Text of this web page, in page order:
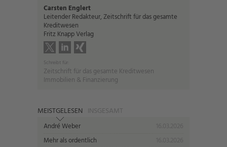
Carsten Englert
Leitender Redakteur, Zeitschrift für das gesamte
Kreditwesen
Fritz Knapp Verlag
Schreibt für:
Zeitschrift für das gesamte Kreditwesen
Immobilien & Finanzierung
MEISTGELESEN INSGESAMT
André Weber
Mehr als ordentlich